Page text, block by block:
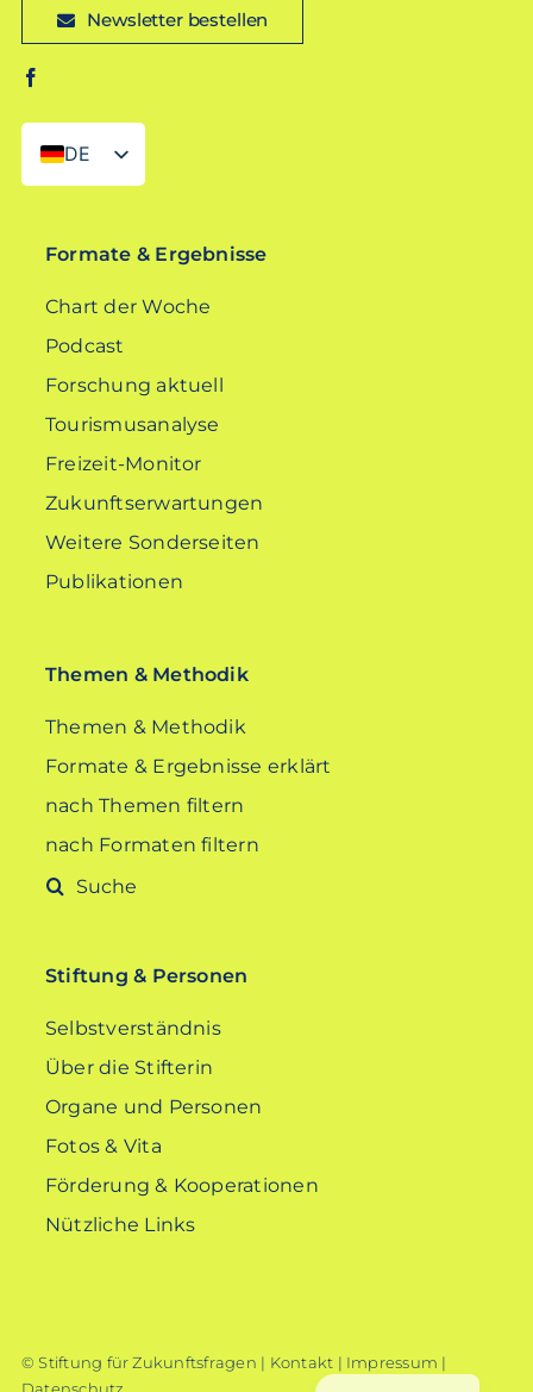
Newsletter bestellen
DE
EN
Formate & Ergebnisse
Chart der Woche
Podcast
Forschung aktuell
Tourismusanalyse
Freizeit-Monitor
Zukunftserwartungen
Weitere Sonderseiten
Publikationen
Themen & Methodik
Themen & Methodik
Formate & Ergebnisse erklärt
nach Themen filtern
nach Formaten filtern
Suche
Stiftung & Personen
Selbstverständnis
Über die Stifterin
Organe und Personen
Fotos & Vita
Förderung & Kooperationen
Nützliche Links
© Stiftung für Zukunftsfragen | Kontakt | Impressum |